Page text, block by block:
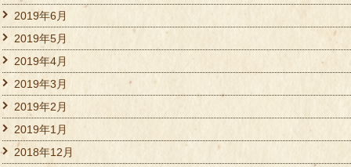
2019年6月
2019年5月
2019年4月
2019年3月
2019年2月
2019年1月
2018年12月